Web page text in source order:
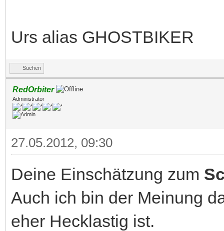
Urs alias GHOSTBIKER
Suchen
RedOrbiter
Administrator
27.05.2012, 09:30
Deine Einschätzung zum
Auch ich bin der Meinung
eher Hecklastig ist.